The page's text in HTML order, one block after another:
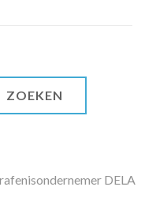
ZOEKEN
DELA